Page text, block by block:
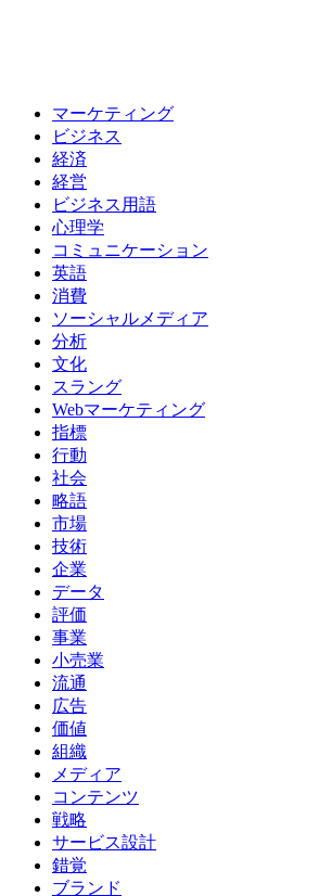
マーケティング
ビジネス
経済
経営
ビジネス用語
心理学
コミュニケーション
英語
消費
ソーシャルメディア
分析
文化
スラング
Webマーケティング
指標
行動
社会
略語
市場
技術
企業
データ
評価
事業
小売業
流通
広告
価値
組織
メディア
コンテンツ
戦略
サービス設計
錯覚
ブランド